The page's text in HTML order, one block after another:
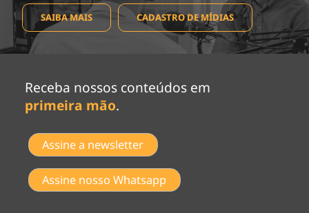
SAIBA MAIS CADASTRO DE MÍDIAS
Receba nossos conteúdos em
primeira mão.
Assine a newsletter
Assine nosso Whatsapp